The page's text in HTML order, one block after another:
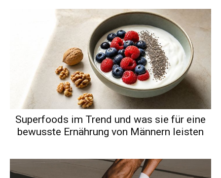
Superfoods im Trend und was sie für eine
bewusste Ernährung von Männern leisten